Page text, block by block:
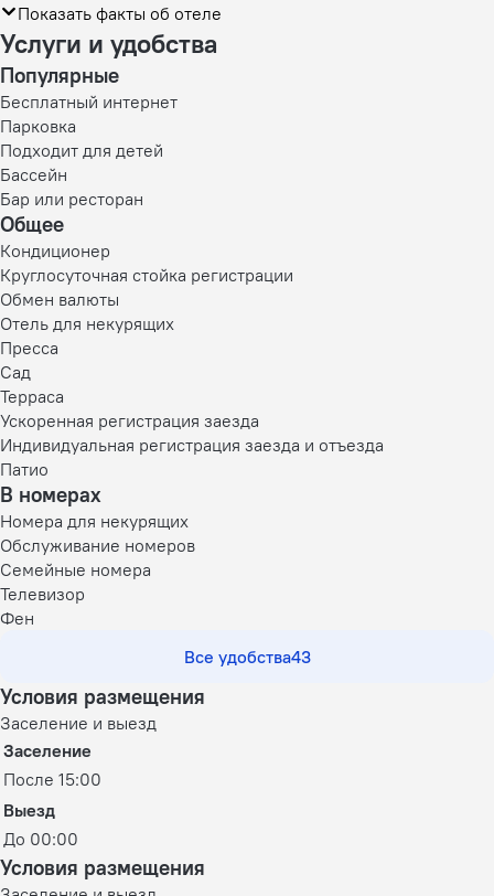
Показать факты об отеле
Услуги и удобства
Популярные
Бесплатный интернет
Парковка
Подходит для детей
Бассейн
Бар или ресторан
Общее
Кондиционер
Круглосуточная стойка регистрации
Обмен валюты
Отель для некурящих
Пресса
Сад
Терраса
Ускоренная регистрация заезда
Индивидуальная регистрация заезда и отъезда
Патио
В номерах
Номера для некурящих
Обслуживание номеров
Семейные номера
Телевизор
Фен
Все удобства43
Условия размещения
Заселение и выезд
Заселение
После 15:00
Выезд
До 00:00
Условия размещения